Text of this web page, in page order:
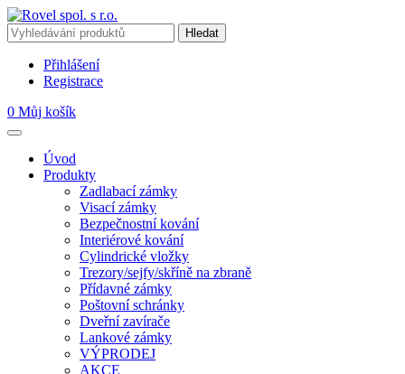
Přihlášení
Registrace
0 Můj košík
Úvod
Produkty
Zadlabací zámky
Visací zámky
Bezpečnostní kování
Interiérové kování
Cylindrické vložky
Trezory/sejfy/skříně na zbraně
Přídavné zámky
Poštovní schránky
Dveřní zavírače
Lankové zámky
VÝPRODEJ
AKCE